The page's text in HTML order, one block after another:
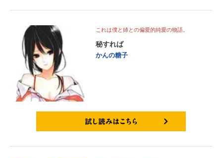
これは僕と姉との偏愛的純愛の物語。
秘すれば
かんの糖子